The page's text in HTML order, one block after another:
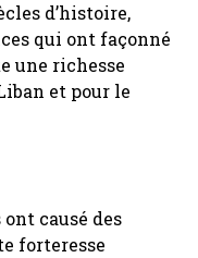
d’histoire,
qui ont façonné
une richesse
et pour le
causé des
forteresse